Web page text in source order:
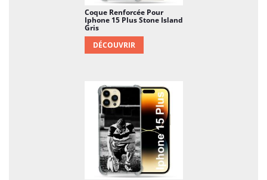
Coque Renforcée Pour
Iphone 15 Plus Stone Island
Gris
DÉCOUVRIR